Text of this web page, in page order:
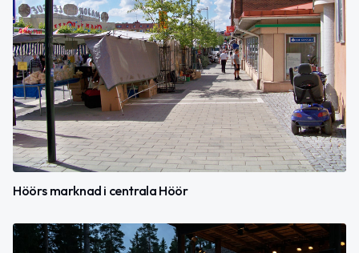
Höörs marknad i centrala Höör